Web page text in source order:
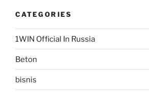
CATEGORIES
1WIN Official In Russia
Beton
bisnis